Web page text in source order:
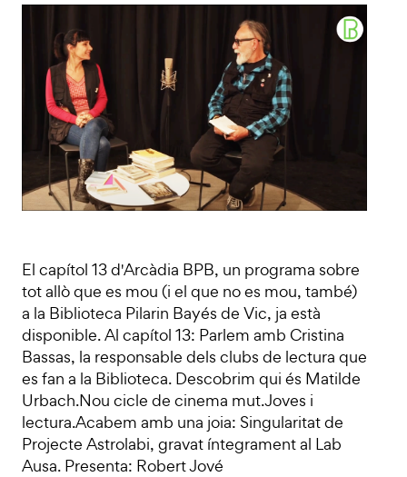
El capítol 13 d'Arcàdia BPB, un programa sobre
tot allò que es mou (i el que no es mou, també)
a la Biblioteca Pilarin Bayés de Vic, ja està
disponible. Al capítol 13: Parlem amb Cristina
Bassas, la responsable dels clubs de lectura que
es fan a la Biblioteca. Descobrim qui és Matilde
Urbach.Nou cicle de cinema mut.Joves i
lectura.Acabem amb una joia: Singularitat de
Projecte Astrolabi, gravat íntegrament al Lab
Ausa. Presenta: Robert Jové